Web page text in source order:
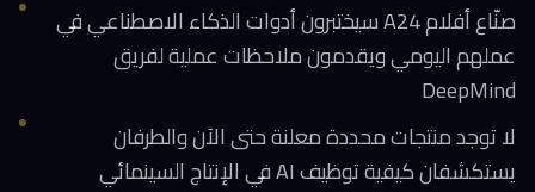
صنّاع أفلام A24 سيختبرون أدوات الذكاء الاصطناعي في
عملهم اليومي ويقدمون ملاحظات عملية لفريق
DeepMind
لا توجد منتجات محددة معلنة حتى الآن والطرفان
يستكشفان كيفية توظيف AI في الإنتاج السينمائي